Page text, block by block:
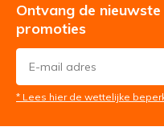
Ontvang de
promoties
* Lees hier de wettelijke